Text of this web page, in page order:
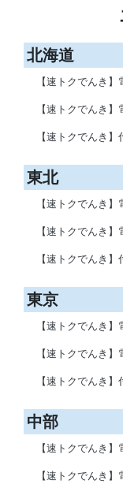
北海道
【速トクでんき
【速トクでんき
【速トクでんき
東北
【速トクでんき
【速トクでんき
【速トクでんき
東京
【速トクでんき
【速トクでんき
【速トクでんき
中部
【速トクでんき
【速トクでんき